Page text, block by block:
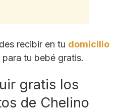
recibir en tu domicilio
tu bebé gratis.
gratis los
de Chelino